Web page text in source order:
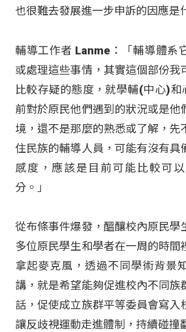
也很難去發展進一步申訴的因應是
輔導工作者 Lanme：「輔導體系
或處理這些事情，其實這個部份我
比較存疑的態度，就學輔(中心)和
前對於原民他們遇到的狀況或是他
境，還不是那麼的熟悉或了解，先
住民族的輔導人員，可能有沒有具
感度，應該是目前可能比較可
分。」
從布條事件爆發，醞釀校內原民學
多位原民學生和學者在一周的時間
拿起麥克風，透過不同學術背景
講，就是希望能夠促進校內不同族
話，促使成立族群平等委員會寫入
讓反歧視運動走進體制，持續碰撞